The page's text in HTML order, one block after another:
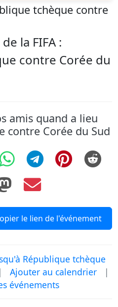
tchèque contre
la FIFA :
contre Corée du
amis quand a lieu
contre Corée du Sud
le lien de l'événement
République tchèque
| Ajouter au calendrier
|
événements